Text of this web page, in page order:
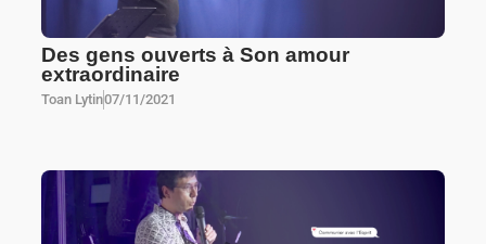
Des gens ouverts à Son amour
extraordinaire
Toan Lytin07/11/2021